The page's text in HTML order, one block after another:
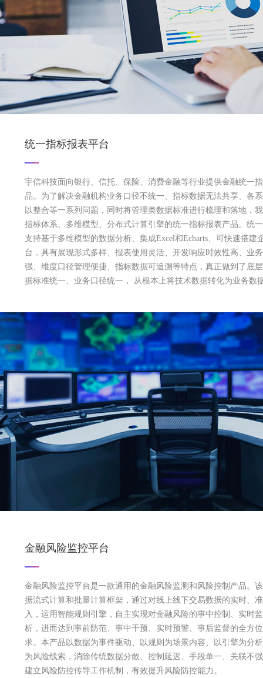
统一指标报表平台
宇信科技面向银行、信托、保险、消费金融等行业提供金融统一
品。为了解决金融机构业务口径不统一、指标数据无法共享、各
以整合等一系列问题，同时将管理类数据标准进行梳理和落地，
指标体系、多维模型、分布式计算引擎的统一指标报表产品。统
支持基于多维模型的数据分析、集成Excel和Echarts、可快速搭建
台，具有展现形式多样、报表使用灵活、开发响应时效性高、业
强、维度口径管理便捷、指标数据可追溯等特点，真正做到了底
据标准统一、业务口径统一， 从根本上将技术数据转化为业务数
金融风险监控平台
金融风险监控平台是一款通用的金融风险监测和风险控制产品。
据流式计算和批量计算框架，通过对线上线下交易数据的实时、
入，运用智能规则引擎，自主实现对金融风险的事中控制、实时
析，进而达到事前防范、事中干预、实时预警、事后监督的全方
求。本产品以数据为事件驱动、以规则为场景内容、以引擎为分
为风险线索，消除传统数据分散、控制延迟、手段单一、关联不
建立风险防控传导工作机制，有效提升风险防控能力。